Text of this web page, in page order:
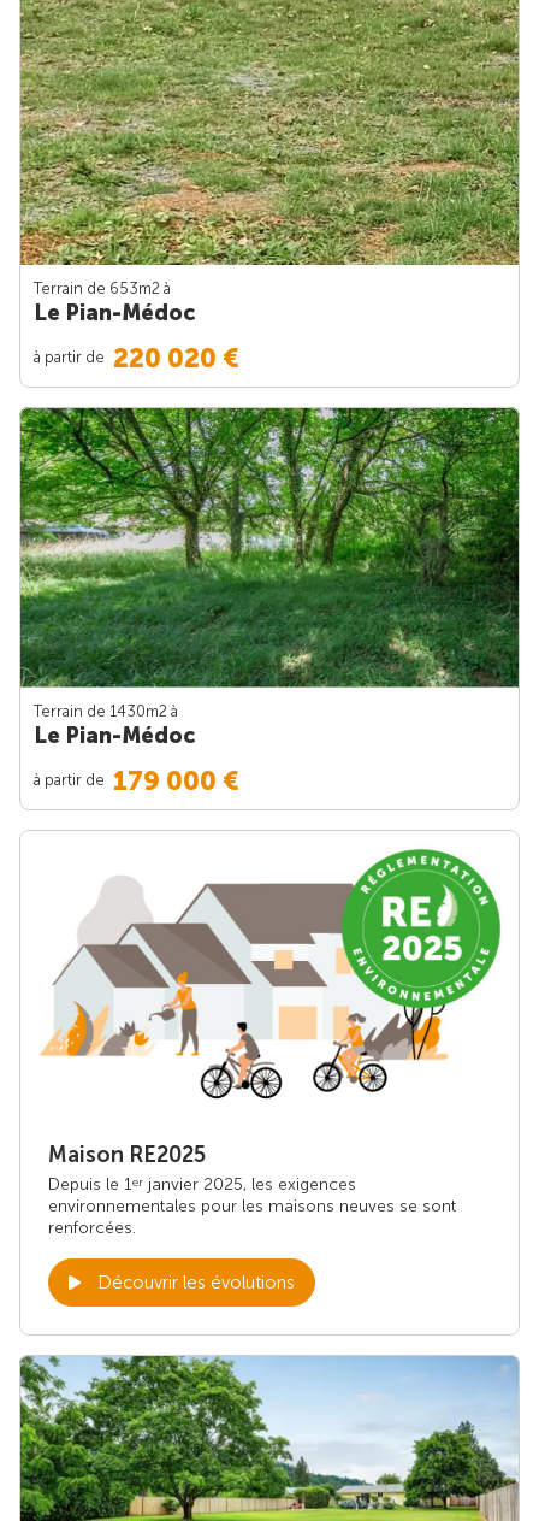
Terrain de 653m2 à
Le Pian-Médoc
à partir de 220 020 €
Terrain de 1430m2 à
Le Pian-Médoc
à partir de 179 000 €
Maison RE2025
Depuis le 1er janvier 2025, les exigences
environnementales pour les maisons neuves se sont
renforcées.
Découvrir les évolutions